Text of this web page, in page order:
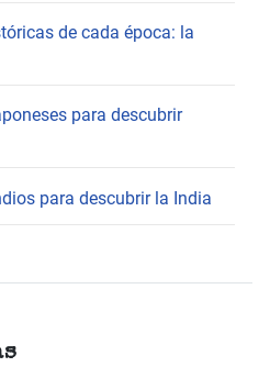
de cada época: la
para descubrir
para descubrir la India